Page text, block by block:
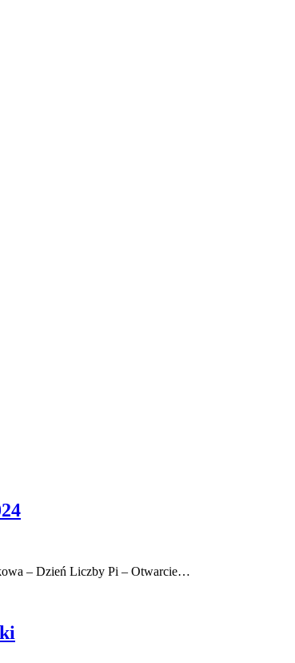
– Dzień Liczby Pi – Otwarcie…